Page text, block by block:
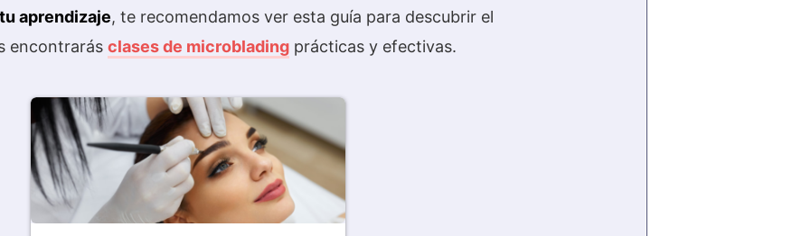
aprendizaje, te recomendamos ver esta guía para descubrir el
encontrarás clases de microblading prácticas y efectivas.